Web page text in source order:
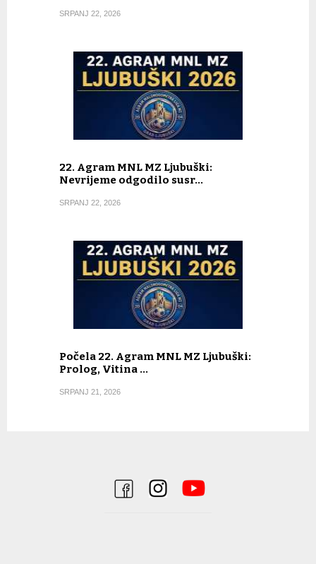
SRPANJ 22, 2026
22. Agram MNL MZ Ljubuški:
Nevrijeme odgodilo susr…
SRPANJ 22, 2026
Počela 22. Agram MNL MZ Ljubuški:
Prolog, Vitina …
SRPANJ 21, 2026